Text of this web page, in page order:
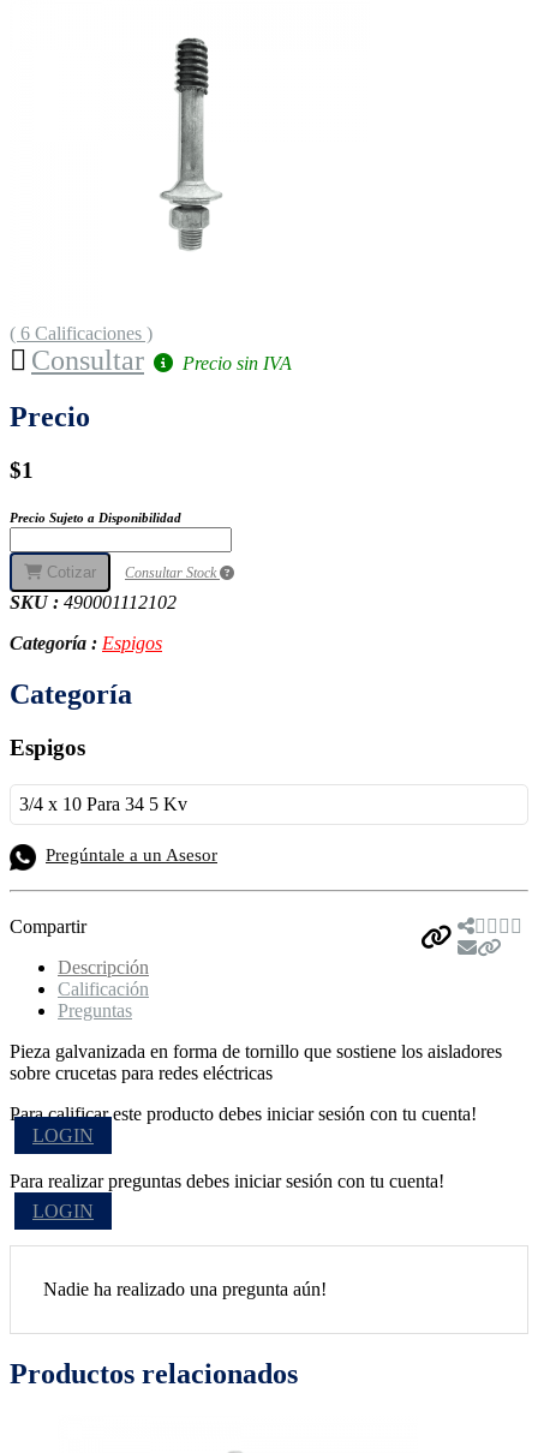
( 6 Calificaciones )
Consultar Precio sin IVA
Precio
$1
Precio Sujeto a Disponibilidad
Cotizar Consultar Stock
SKU : 490001112102
Categoría : Espigos
Categoría
Espigos
3/4 x 10 Para 34 5 Kv
Pregúntale a un Asesor
Compartir
Descripción
Calificación
Preguntas
Pieza galvanizada en forma de tornillo que sostiene los aisladores
sobre crucetas para redes eléctricas
Para calificar este producto debes iniciar sesión con tu cuenta!
LOGIN
Para realizar preguntas debes iniciar sesión con tu cuenta!
LOGIN
Nadie ha realizado una pregunta aún!
Productos relacionados